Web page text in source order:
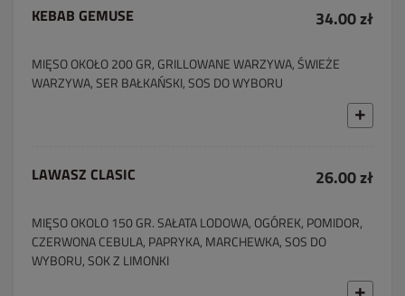
KEBAB GEMUSE 34.00 zł
MIĘSO OKOŁO 200 GR, GRILLOWANE WARZYWA, ŚWIEŻE
WARZYWA, SER BAŁKAŃSKI, SOS DO WYBORU
LAWASZ CLASIC 26.00 zł
MIĘSO OKOLO 150 GR. SAŁATA LODOWA, OGÓREK, POMIDOR,
CZERWONA CEBULA, PAPRYKA, MARCHEWKA, SOS DO
WYBORU, SOK Z LIMONKI